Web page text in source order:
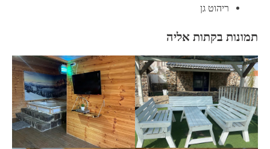
ריהוט גן
תמונות בקתות אליה